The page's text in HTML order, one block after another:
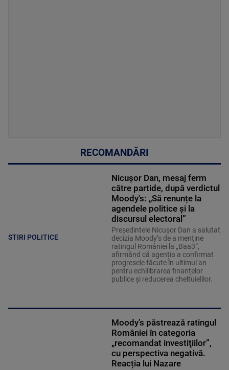
RECOMANDĂRI
STIRI POLITICE
Nicușor Dan, mesaj ferm
către partide, după verdictul
Moody's: „Să renunțe la
agendele politice şi la
discursul electoral”
Președintele Nicușor Dan a salutat
decizia Moody’s de a menține
ratingul României la „Baa3”,
afirmând că agenția a confirmat
progresele făcute în ultimul an
pentru echilibrarea finanțelor
publice și reducerea cheltuielilor.
Moody’s păstrează ratingul
României în categoria
„recomandat investiţiilor”,
cu perspectiva negativă.
Reacția lui Nazare